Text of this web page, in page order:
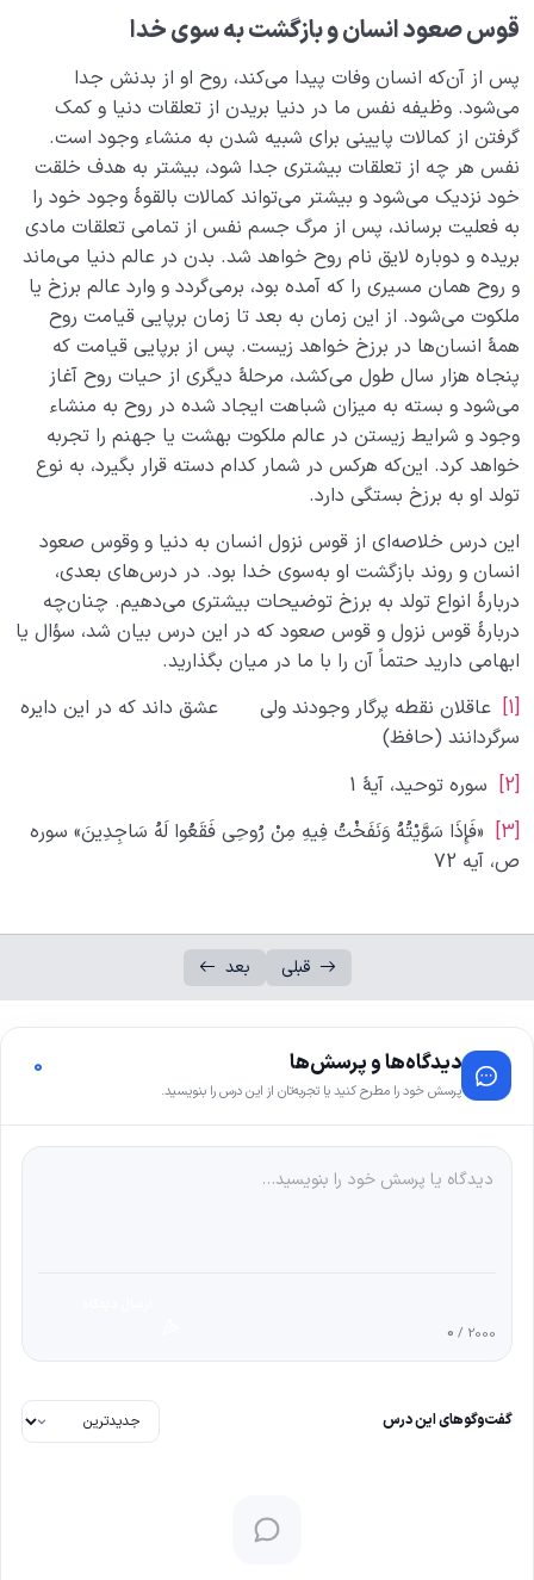
قوس صعود انسان و بازگشت به سوی خدا
پس از آن‌که انسان وفات پیدا می‌کند، روح او از بدنش جدا
می‌شود. وظیفه نفس ما در دنیا بریدن از تعلقات دنیا و کمک
گرفتن از کمالات پایینی برای شبیه شدن به منشاء وجود است.
نفس هر چه از تعلقات بیشتری جدا شود، بیشتر به هدف خلقت
خود نزدیک می‌شود و بیشتر می‌تواند کمالات بالقوۀ وجود خود را
به فعلیت برساند، پس از مرگ جسم نفس از تمامی تعلقات مادی
بریده و دوباره لایق نام روح خواهد شد. بدن در عالم دنیا می‌ماند
و روح همان مسیری را که آمده بود، برمی‌گردد و وارد عالم برزخ یا
ملکوت می‌شود. از این زمان به بعد تا زمان برپایی قیامت روح
همۀ انسان‌ها در برزخ خواهد زیست. پس از برپایی قیامت که
پنجاه هزار سال طول می‌کشد، مرحلۀ دیگری از حیات روح آغاز
می‌شود و بسته به میزان شباهت ایجاد شده در روح به منشاء
وجود و شرایط زیستن در عالم ملکوت بهشت یا جهنم را تجربه
خواهد کرد. این‌که هرکس در شمار کدام دسته قرار بگیرد، به نوع
تولد او به برزخ بستگی دارد.
این درس خلاصه‌ای از قوس نزول انسان به دنیا و وقوس صعود
انسان و روند بازگشت او به‌سوی خدا بود. در درس‌های بعدی،
دربارۀ انواع تولد به برزخ توضیحات بیشتری می‌دهیم. چنان‌چه
دربارۀ قوس نزول و قوس صعود که در این درس بیان شد، سؤال یا
ابهامی ‌دارید حتماً آن را با ما در میان بگذارید.
[1]
عاقلان نقطه پرگار وجودند ولی عشق داند که در این دایره
سرگردانند (حافظ)
[2]
سوره توحید، آیۀ 1
[3]
«فَإِذَا سَوَّیْتُهُ وَنَفَخْتُ فِیهِ مِنْ رُوحِی فَقَعُوا لَهُ سَاجِدِینَ» سوره
ص، آیه 72
قبلی بعد
دیدگاه‌ها و پرسش‌ها
پرسش خود را مطرح کنید یا تجربه‌تان از این درس را بنویسید.
0
0 / 2000
گفت‌وگوهای این درس